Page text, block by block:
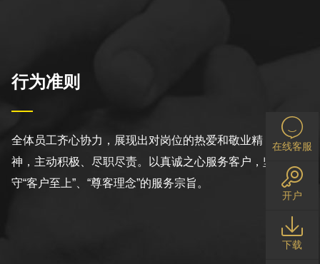
行为准则
全体员工齐心协力，展现出对岗位的热爱和敬业精
神，主动积极、尽职尽责。以真诚之心服务客户，坚
守“客户至上”、“尊客理念”的服务宗旨。
在线客服
开户
下载